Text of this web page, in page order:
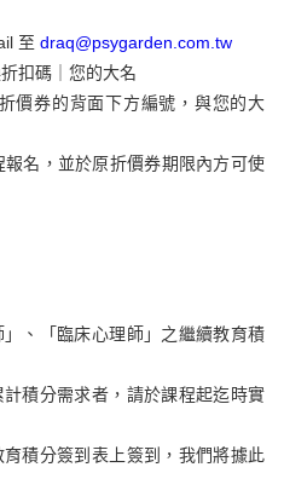
至 draq@psygarden.com.tw
扣碼｜您的大名
價券的背面下方編號，與您的大
名，並於原折價券期限內方可使
、「臨床心理師」之繼續教育積
積分需求者，請於課程起迄時實
積分簽到表上簽到，我們將據此